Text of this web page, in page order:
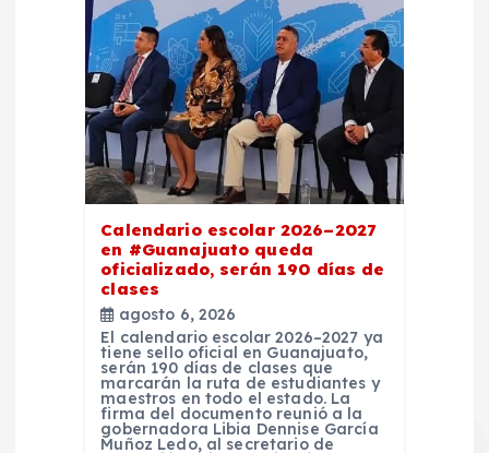
Calendario escolar 2026–2027
en #Guanajuato queda
oficializado, serán 190 días de
clases
agosto 6, 2026
El calendario escolar 2026–2027 ya
tiene sello oficial en Guanajuato,
serán 190 días de clases que
marcarán la ruta de estudiantes y
maestros en todo el estado. La
firma del documento reunió a la
gobernadora Libia Dennise García
Muñoz Ledo, al secretario de